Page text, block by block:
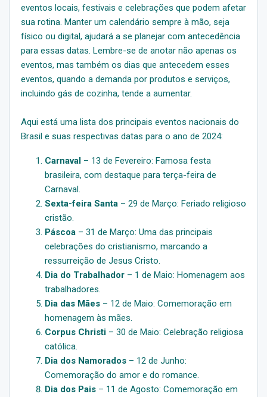
eventos locais, festivais e celebrações que podem afetar
sua rotina. Manter um calendário sempre à mão, seja
físico ou digital, ajudará a se planejar com antecedência
para essas datas. Lembre-se de anotar não apenas os
eventos, mas também os dias que antecedem esses
eventos, quando a demanda por produtos e serviços,
incluindo gás de cozinha, tende a aumentar.
Aqui está uma lista dos principais eventos nacionais do
Brasil e suas respectivas datas para o ano de 2024:
Carnaval – 13 de Fevereiro: Famosa festa
brasileira, com destaque para terça-feira de
Carnaval.
Sexta-feira Santa – 29 de Março: Feriado religioso
cristão.
Páscoa – 31 de Março: Uma das principais
celebrações do cristianismo, marcando a
ressurreição de Jesus Cristo.
Dia do Trabalhador – 1 de Maio: Homenagem aos
trabalhadores.
Dia das Mães – 12 de Maio: Comemoração em
homenagem às mães.
Corpus Christi – 30 de Maio: Celebração religiosa
católica.
Dia dos Namorados – 12 de Junho:
Comemoração do amor e do romance.
Dia dos Pais – 11 de Agosto: Comemoração em